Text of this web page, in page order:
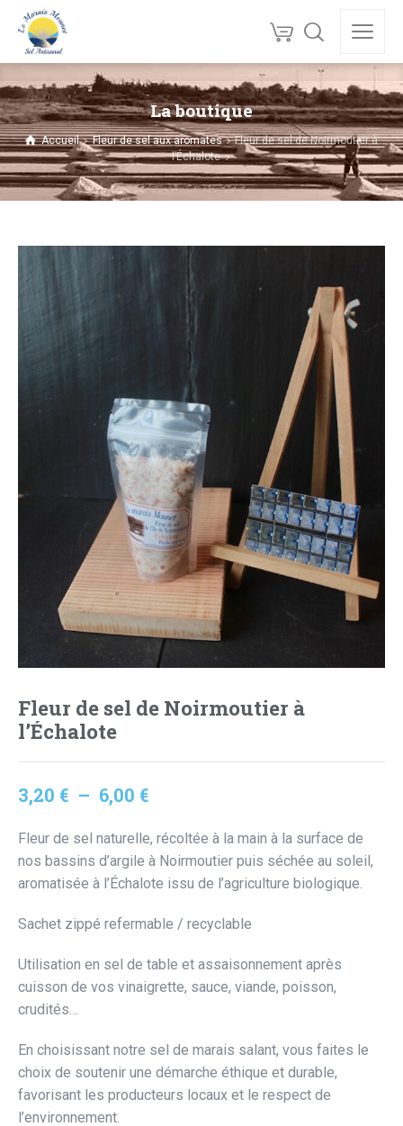
La boutique
Accueil Fleur de sel aux aromates
Fleur de sel de Noirmoutier à
l’Échalote
Fleur de sel de Noirmoutier à
l’Échalote
3,20 € – 6,00 €Plage
prix :
3,20 €
6,00 €
Fleur de sel naturelle, récoltée à la main à la surface de
nos bassins d’argile à Noirmoutier puis séchée au soleil,
aromatisée à l’Échalote issu de l’agriculture biologique.
Sachet zippé refermable / recyclable
Utilisation en sel de table et assaisonnement après
cuisson de vos vinaigrette, sauce, viande, poisson,
crudités…
En choisissant notre sel de marais salant, vous faites le
choix de soutenir une démarche éthique et durable,
favorisant les producteurs locaux et le respect de
l’environnement.